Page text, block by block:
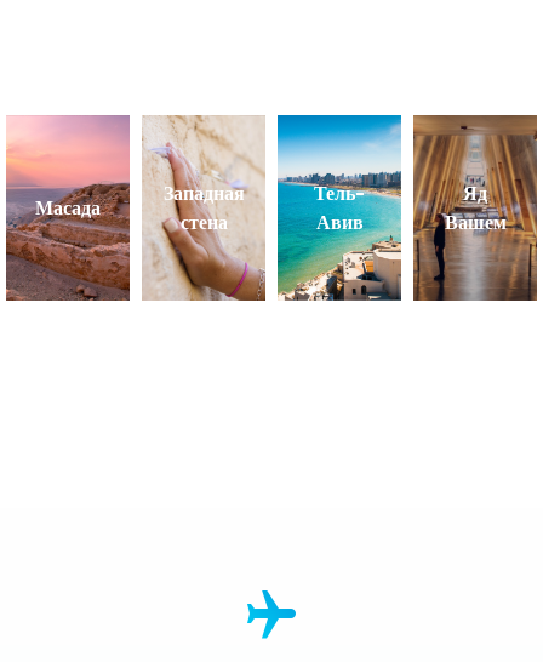
Масада
Западная
стена
Тель-
Авив
Яд
Вашем